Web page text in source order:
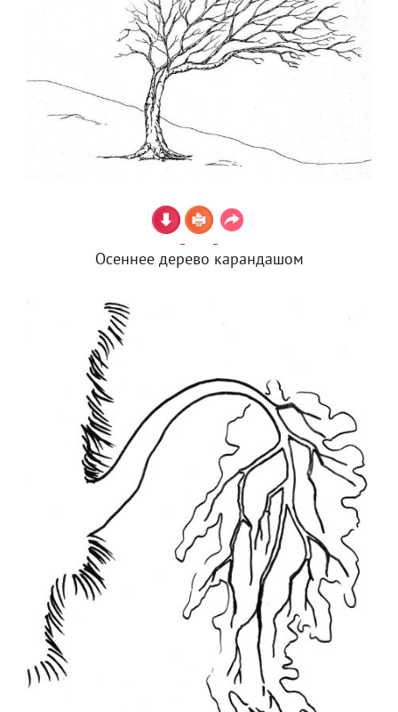
Осеннее дерево карандашом